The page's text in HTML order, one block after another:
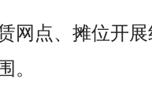
网点、摊位开展
。